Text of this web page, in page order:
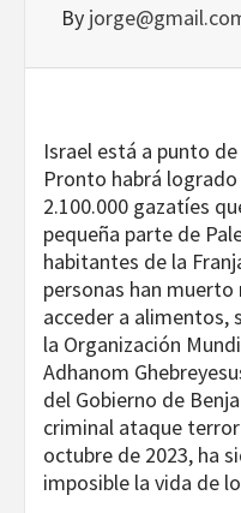
By
Israel está a punto
Pronto habrá
2.100.000 gazatíes
pequeña parte de
habitantes de la
personas han
acceder a alimentos,
la Organización
Adhanom
del Gobierno de
criminal ataque
octubre de 2023, ha
imposible la vida de